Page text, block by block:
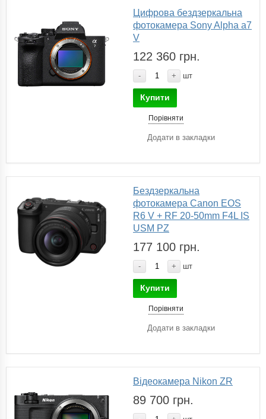
Цифрова бездзеркальна
фотокамера Sony Alpha a7
V
122 360 грн.
- + шт
Купити
Порівняти
Додати в закладки
Бездзеркальна
фотокамера Canon EOS
R6 V + RF 20-50mm F4L IS
USM PZ
177 100 грн.
- + шт
Купити
Порівняти
Додати в закладки
Відеокамера Nikon ZR
89 700 грн.